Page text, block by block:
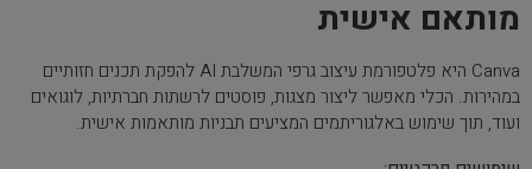
מותאם אישית
Canva היא פלטפורמת עיצוב גרפי המשלבת AI להפקת תכנים חזותיים
במהירות. הכלי מאפשר ליצור מצגות, פוסטים לרשתות חברתיות, לוגואים
ועוד, תוך שימוש באלגוריתמים המציעים תבניות מותאמות אישית.